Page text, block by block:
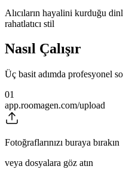
Alıcıların hayalini kurduğu
rahatlatıcı stil
Nasıl Çalışır
Üç basit adımda profesyonel
01
app.roomagen.com/upload
Fotoğraflarınızı buraya bırakın
veya dosyalara göz atın